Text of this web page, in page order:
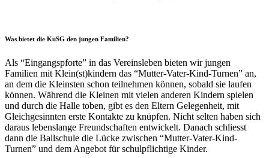
Was bietet die KuSG den jungen Familien?
Als “Eingangspforte” in das Vereinsleben bieten wir jungen
Familien mit Klein(st)kindern das “Mutter-Vater-Kind-Turnen” an,
an dem die Kleinsten schon teilnehmen können, sobald sie laufen
können. Während die Kleinen mit vielen anderen Kindern spielen
und durch die Halle toben, gibt es den Eltern Gelegenheit, mit
Gleichgesinnten erste Kontakte zu knüpfen. Nicht selten haben sich
daraus lebenslange Freundschaften entwickelt. Danach schliesst
dann die Ballschule die Lücke zwischen “Mutter-Vater-Kind-
Turnen” und dem Angebot für schulpflichtige Kinder.